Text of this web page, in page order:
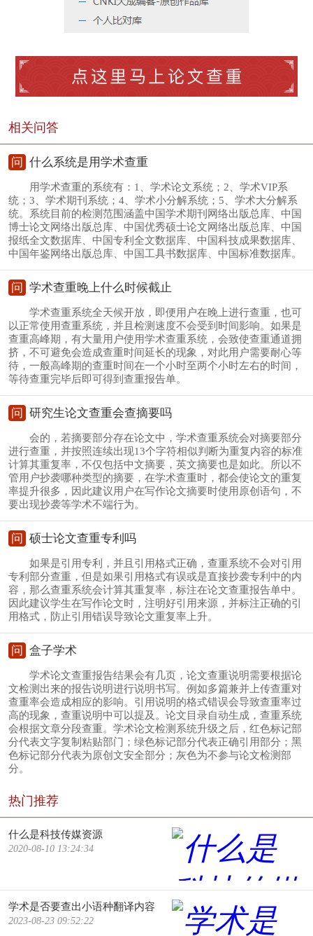
相关问答
问 什么系统是用学术查重
用学术查重的系统有：1、学术论文系统；2、学术VIP系
统；3、学术期刊系统；4、学术小分解系统；5、学术大分解系
统。系统目前的检测范围涵盖中国学术期刊网络出版总库、中国
博士论文网络出版总库、中国优秀硕士论文网络出版总库、中国
报纸全文数据库、中国专利全文数据库、中国科技成果数据库、
中国年鉴网络出版总库、中国工具书数据库、中国标准数据库。
问 学术查重晚上什么时候截止
学术查重系统全天候开放，即便用户在晚上进行查重，也可
以正常使用查重系统，并且检测速度不会受到时间影响。如果是
查重高峰期，有大量用户使用学术查重系统，会致使查重通道拥
挤，不可避免会造成查重时间延长的现象，对此用户需要耐心等
待，一般高峰期的查重时间在一个小时至两个小时左右的时间，
等待查重完毕后即可得到查重报告单。
问 研究生论文查重会查摘要吗
会的，若摘要部分存在论文中，学术查重系统会对摘要部分
进行查重，并按照连续出现13个字符相似判断为重复内容的标准
计算其重复率，不仅包括中文摘要，英文摘要也是如此。所以不
管用户抄袭哪种类型的摘要，在学术查重时，都会使论文的重复
率提升很多，因此建议用户在写作论文摘要时使用原创语句，不
要出现抄袭等学术不端行为。
问 硕士论文查重专利吗
如果是引用专利，并且引用格式正确，查重系统不会对引用
专利部分查重，但是如果引用格式有误或是直接抄袭专利中的内
容，那么查重系统会计算其重复率，标注在论文查重报告单中。
因此建议学生在写作论文时，注明好引用来源，并标注正确的引
用格式，防止引用错误导致论文重复率上升。
问 盒子学术
学术论文查重报告结果会有几页，论文查重说明需要根据论
文检测出来的报告说明进行说明书写。例如多篇兼并上传查重对
查重率会造成相应的影响。引用说明的格式错误会导致查重率过
高的现象，查重说明中可以提及。论文目录自动生成，查重系统
会根据文章分段查重。学术论文检测系统升级之后，红色标记部
分代表文字复制粘贴部门；绿色标记部分代表正确引用部分；黑
色标记部分代表为原创文安全部分；灰色为不参与论文检测部
分。
热门推荐
什么是科技传媒资源
2020-08-10 13:24:34
学术是否要查出小语种翻译内容
2023-08-23 09:52:22